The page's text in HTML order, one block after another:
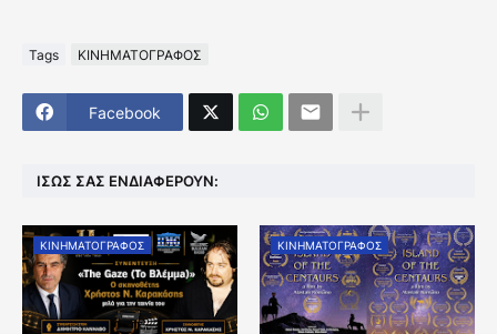
Tags ΚΙΝΗΜΑΤΟΓΡΑΦΟΣ
Facebook
ΊΣΩΣ ΣΑΣ ΕΝΔΙΑΦΈΡΟΥΝ:
ΚΙΝΗΜΑΤΟΓΡΑΦΟΣ ΚΙΝΗΜΑΤΟΓΡΑΦΟΣ